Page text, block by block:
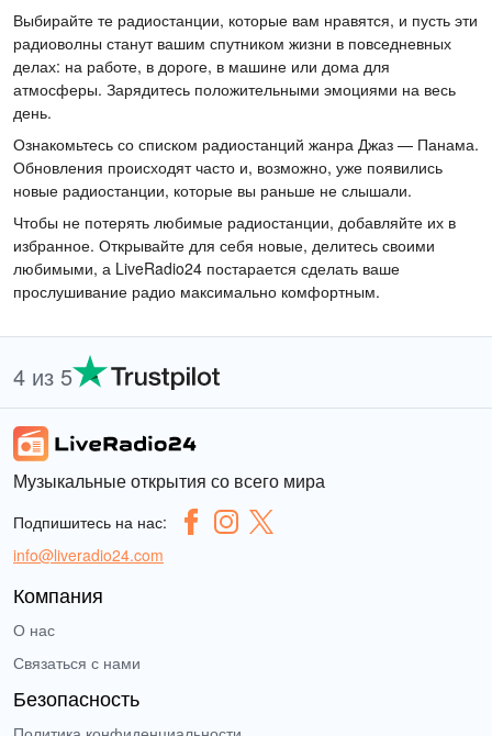
Выбирайте те радиостанции, которые вам нравятся, и пусть эти
радиоволны станут вашим спутником жизни в повседневных
делах: на работе, в дороге, в машине или дома для
атмосферы. Зарядитесь положительными эмоциями на весь
день.
Ознакомьтесь со списком радиостанций жанра Джаз — Панама.
Обновления происходят часто и, возможно, уже появились
новые радиостанции, которые вы раньше не слышали.
Чтобы не потерять любимые радиостанции, добавляйте их в
избранное. Открывайте для себя новые, делитесь своими
любимыми, а LiveRadio24 постарается сделать ваше
прослушивание радио максимально комфортным.
4 из 5
Музыкальные открытия со всего мира
Подпишитесь на нас:
info@liveradio24.com
Компания
О нас
Связаться с нами
Безопасность